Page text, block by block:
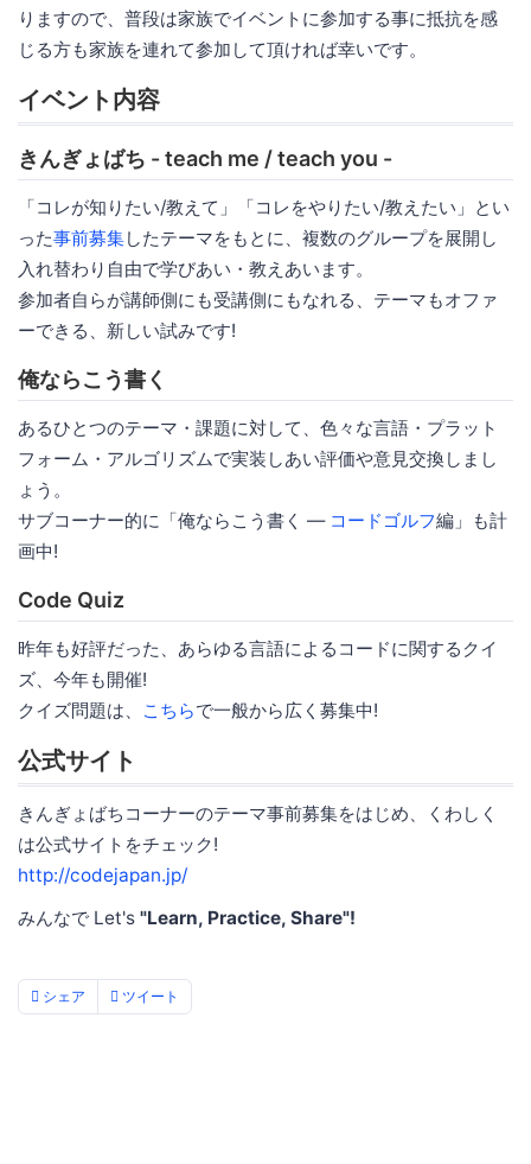
りますので、普段は家族でイベントに参加する事に抵抗を感
じる方も家族を連れて参加して頂ければ幸いです。
イベント内容
きんぎょばち - teach me / teach you -
「コレが知りたい/教えて」「コレをやりたい/教えたい」とい
った事前募集したテーマをもとに、複数のグループを展開し
入れ替わり自由で学びあい・教えあいます。
参加者自らが講師側にも受講側にもなれる、テーマもオファ
ーできる、新しい試みです!
俺ならこう書く
あるひとつのテーマ・課題に対して、色々な言語・プラット
フォーム・アルゴリズムで実装しあい評価や意見交換しまし
ょう。
サブコーナー的に「俺ならこう書く ― コードゴルフ編」も計
画中!
Code Quiz
昨年も好評だった、あらゆる言語によるコードに関するクイ
ズ、今年も開催!
クイズ問題は、
こちらで一般から広く募集中!
公式サイト
きんぎょばちコーナーのテーマ事前募集をはじめ、くわしく
は公式サイトをチェック!
http://codejapan.jp/
みんなで Let's "Learn, Practice, Share"!
シェア ツイート